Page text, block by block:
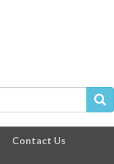
Contact Us